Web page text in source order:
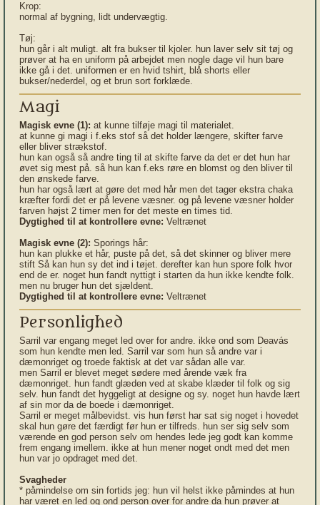
Krop:
normal af bygning, lidt undervægtig.
Tøj:
hun går i alt muligt. alt fra bukser til kjoler. hun laver selv sit tøj og
prøver at ha en uniform på arbejdet men nogle dage vil hun bare
ikke gå i det. uniformen er en hvid tshirt, blå shorts eller
bukser/nederdel, og et brun sort forklæde.
Magi
Magisk evne (1): at kunne tilføje magi til materialet.
at kunne gi magi i f.eks stof så det holder længere, skifter farve
eller bliver strækstof.
hun kan også så andre ting til at skifte farve da det er det hun har
øvet sig mest på. så hun kan f.eks røre en blomst og den bliver til
den ønskede farve.
hun har også lært at gøre det med hår men det tager ekstra chaka
kræfter fordi det er på levene væsner. og på levene væsner holder
farven højst 2 timer men for det meste en times tid.
Dygtighed til at kontrollere evne: Veltrænet
Magisk evne (2): Sporings hår:
hun kan plukke et hår, puste på det, så det skinner og bliver mere
stift Så kan hun sy det ind i tøjet. derefter kan hun spore folk hvor
end de er. noget hun fandt nyttigt i starten da hun ikke kendte folk.
men nu bruger hun det sjældent.
Dygtighed til at kontrollere evne: Veltrænet
Personlighed
Sarril var engang meget led over for andre. ikke ond som Deavás
som hun kendte men led. Sarril var som hun så andre var i
dæmonriget og troede faktisk at det var sådan alle var.
men Sarril er blevet meget sødere med årende væk fra
dæmonriget. hun fandt glæden ved at skabe klæder til folk og sig
selv. hun fandt det hyggeligt at designe og sy. noget hun havde lært
af sin mor da de boede i dæmonriget.
Sarril er meget målbevidst. vis hun først har sat sig noget i hovedet
skal hun gøre det færdigt før hun er tilfreds. hun ser sig selv som
værende en god person selv om hendes lede jeg godt kan komme
frem engang imellem. ikke at hun mener noget ondt med det men
hun var jo opdraget med det.
Svagheder
* påmindelse om sin fortids jeg: hun vil helst ikke påmindes at hun
har været en led og ond person over for andre da hun prøver at